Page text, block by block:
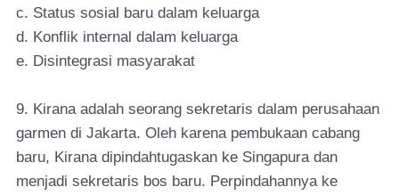
c. Status sosial baru dalam keluarga
d. Konflik internal dalam keluarga
e. Disintegrasi masyarakat
9. Kirana adalah seorang sekretaris dalam perusahaan
garmen di Jakarta. Oleh karena pembukaan cabang
baru, Kirana dipindahtugaskan ke Singapura dan
menjadi sekretaris bos baru. Perpindahannya ke